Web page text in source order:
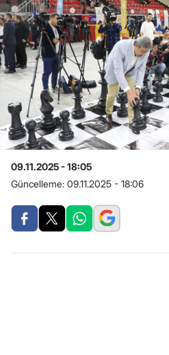
09.11.2025 - 18:05
Güncelleme: 09.11.2025 - 18:06